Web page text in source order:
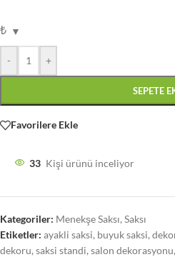
₺
- +
SEPETE
Favorilere Ekle
33 Kişi ürünü inceliyor
Kategoriler: Menekşe Saksı, Saksı
Etiketler: ayakli saksi, buyuk saksi,
dekoru, saksi standi, salon dekorasyonu,